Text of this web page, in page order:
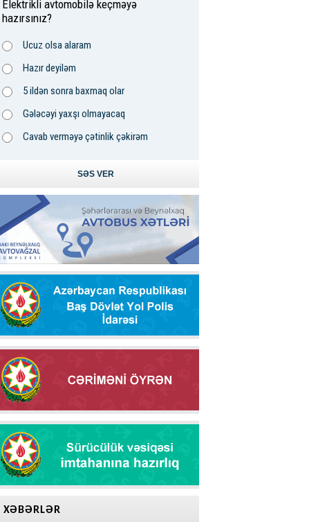
Elektrikli avtomobilə keçməyə
hazırsınız?
Ucuz olsa alaram
Hazır deyiləm
5 ildən sonra baxmaq olar
Gələcəyi yaxşı olmayacaq
Cavab verməyə çətinlik çəkirəm
XƏBƏRLƏR